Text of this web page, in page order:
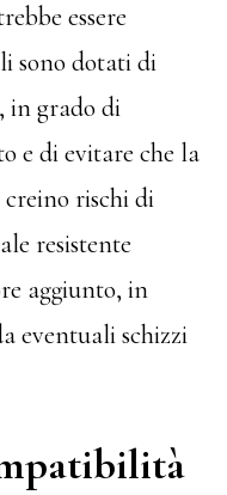
essere
sono dotati di
in grado di
e di evitare che la
creino rischi di
resistente
aggiunto, in
eventuali schizzi